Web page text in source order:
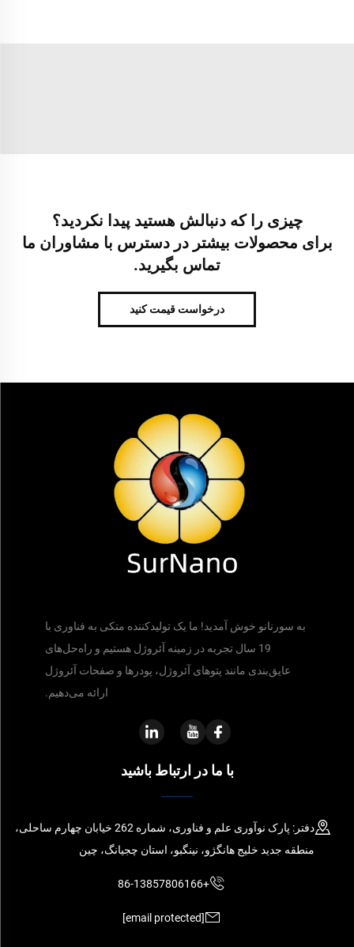
چیزی را که دنبالش هستید پیدا نکردید؟
برای محصولات بیشتر در دسترس با مشاوران ما
تماس بگیرید.
درخواست قیمت کنید
به سورنانو خوش آمدید! ما یک تولیدکننده متکی به فناوری با
19 سال تجربه در زمینه آئروژل هستیم و راه‌حل‌های
عایق‌بندی مانند پتوهای آئروژل، پودرها و صفحات آئروژل
ارائه می‌دهیم.
با ما در ارتباط باشید
دفتر: پارک نوآوری علم و فناوری، شماره 262 خیابان چهارم ساحلی،
منطقه جدید خلیج هانگژو، نینگبو، استان چجیانگ، چین
+86-13857806166
[email protected]